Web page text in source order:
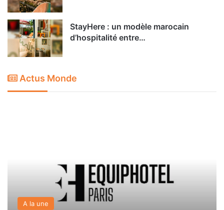
StayHere : un modèle marocain
d’hospitalité entre…
Actus Monde
A la une